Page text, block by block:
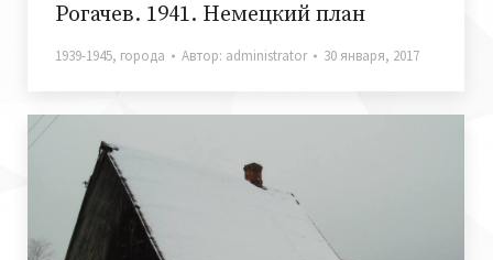
Рогачев. 1941. Немецкий план
1939-1945, города Автор: administrator 30 января, 2017